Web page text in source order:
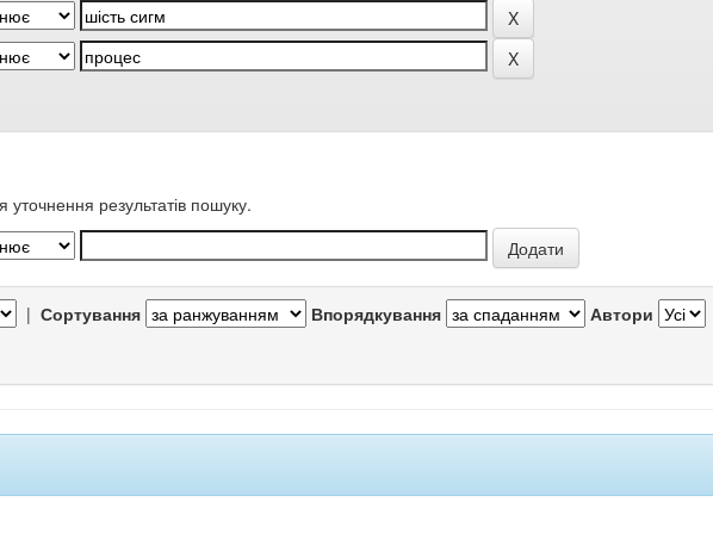
уточнення результатів пошуку.
| Сортування Впорядкування Автори